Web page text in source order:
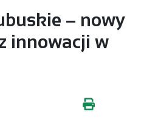
– nowy
innowacji w